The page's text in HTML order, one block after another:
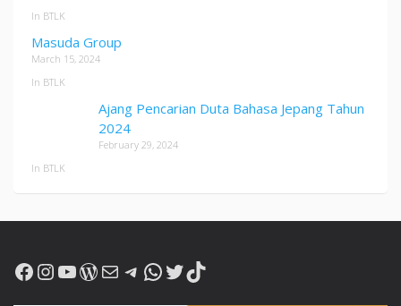
In BTLK
Masuda Group
March 15, 2024
In BTLK
Ajang Pencarian Duta Bahasa Jepang Tahun
2024
February 29, 2024
In BTLK
Facebook
Instagram
YouTube
WordPress
MailTelegram
WhatsApp
Twitter
TikTok